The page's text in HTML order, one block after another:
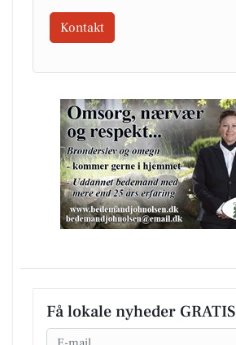
Kontakt
Få lokale nyheder GRATIS
Email